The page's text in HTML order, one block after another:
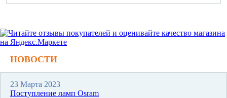
НОВОСТИ
23 Марта 2023
Поступление ламп Osram